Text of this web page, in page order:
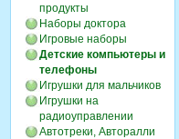
продукты
Наборы доктора
Игровые наборы
Детские компьютеры и
телефоны
Игрушки для мальчиков
Игрушки на
радиоуправлении
Автотреки, Авторалли